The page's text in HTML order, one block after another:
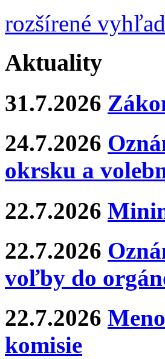
rozšírené
Aktuality
31.7.2026
24.7.2026
okrsku a
22.7.2026
22.7.2026
voľby do
22.7.2026
komisie